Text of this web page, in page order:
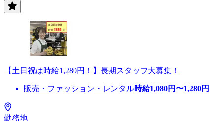
【土日祝は時給1,280円！】長期スタッフ大募集！
販売・ファッション・レンタル時給1,080円〜1,280円
勤務地